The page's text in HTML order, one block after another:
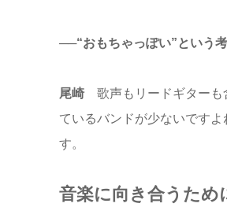
──“おもちゃっぽい”という
尾崎歌声もリードギターも
ているバンドが少ないです
す。
音楽に向き合うため